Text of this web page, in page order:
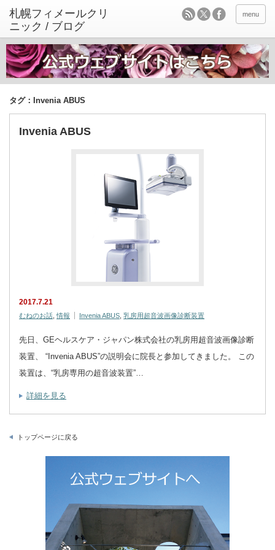
menu
タグ：Invenia ABUS
Invenia ABUS
2017.7.21
むねのお話 ,情報 Invenia ABUS 乳房用超音波画像診断装置
先日、GEヘルスケア・ジャパン株式会社の乳房用超音波画像診断
装置、 “Invenia ABUS”の説明会に院長と参加してきました。 この
装置は、“乳房専用の超音波装置”…
詳細を見る
トップページに戻る